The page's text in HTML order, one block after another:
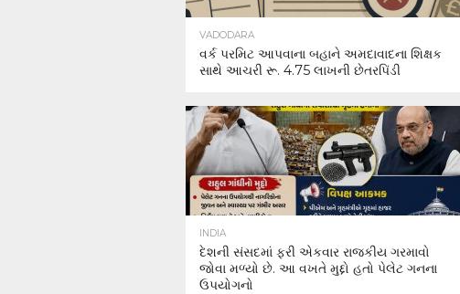
VADODARA
વર્ક પરમિટ આપવાના બહાને અમદાવાદના શિક્ષક
સાથે આચરી રૂ. 4.75 લાખની છેતરપિંડી
INDIA
દેશની સંસદમાં ફરી એકવાર રાજકીય ગરમાવો
જોવા મળ્યો છે. આ વખતે મુદ્દો હતો પેલેટ ગનના
ઉપયોગનો